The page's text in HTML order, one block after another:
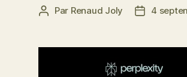
Auteur
Par Renaud Joly
Date
4